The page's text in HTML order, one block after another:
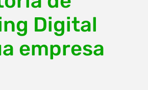
Digital
empresa